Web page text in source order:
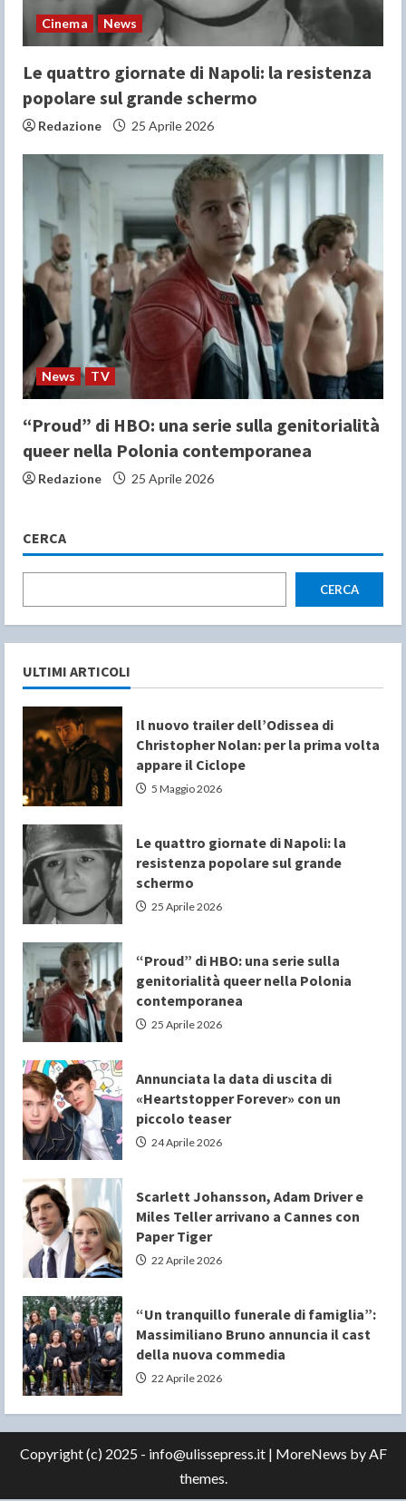
Cinema News
Le quattro giornate di Napoli: la resistenza
popolare sul grande schermo
Redazione 25 Aprile 2026
News TV
“Proud” di HBO: una serie sulla genitorialità
queer nella Polonia contemporanea
Redazione 25 Aprile 2026
CERCA
CERCA
ULTIMI ARTICOLI
Il nuovo trailer dell’Odissea di
Christopher Nolan: per la prima volta
appare il Ciclope
5 Maggio 2026
Le quattro giornate di Napoli: la
resistenza popolare sul grande
schermo
25 Aprile 2026
“Proud” di HBO: una serie sulla
genitorialità queer nella Polonia
contemporanea
25 Aprile 2026
Annunciata la data di uscita di
«Heartstopper Forever» con un
piccolo teaser
24 Aprile 2026
Scarlett Johansson, Adam Driver e
Miles Teller arrivano a Cannes con
Paper Tiger
22 Aprile 2026
“Un tranquillo funerale di famiglia”:
Massimiliano Bruno annuncia il cast
della nuova commedia
22 Aprile 2026
Copyright (c) 2025 - info@ulissepress.it | MoreNews by AF
themes.